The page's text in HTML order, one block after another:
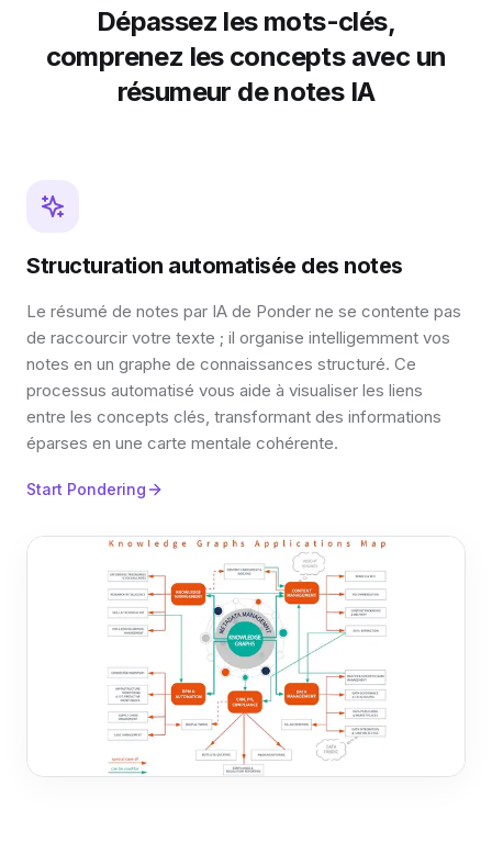
Dépassez les mots-clés,
comprenez les concepts avec un
résumeur de notes IA
Structuration automatisée des notes
Le résumé de notes par IA de Ponder ne se contente pas
de raccourcir votre texte ; il organise intelligemment vos
notes en un graphe de connaissances structuré. Ce
processus automatisé vous aide à visualiser les liens
entre les concepts clés, transformant des informations
éparses en une carte mentale cohérente.
Start Pondering